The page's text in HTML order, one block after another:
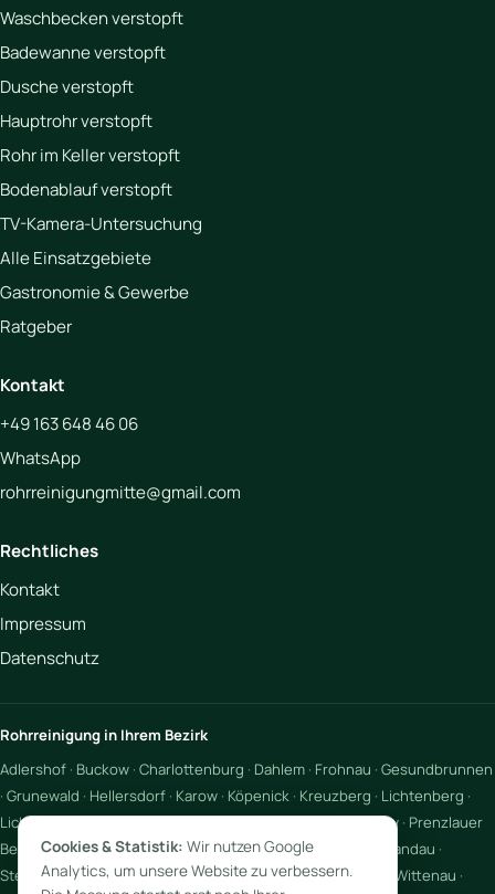
Waschbecken verstopft
Badewanne verstopft
Dusche verstopft
Hauptrohr verstopft
Rohr im Keller verstopft
Bodenablauf verstopft
TV-Kamera-Untersuchung
Alle Einsatzgebiete
Gastronomie & Gewerbe
Ratgeber
Kontakt
+49 163 648 46 06
WhatsApp
rohrreinigungmitte@gmail.com
Rechtliches
Kontakt
Impressum
Datenschutz
Rohrreinigung in Ihrem Bezirk
Adlershof · Buckow · Charlottenburg · Dahlem · Frohnau · Gesundbrunnen
· Grunewald · Hellersdorf · Karow · Köpenick · Kreuzberg · Lichtenberg ·
Lichtenrade·Lichterfelde·Marienfelde·Neukölln·Pankow · Prenzlauer
Berg
·Reinickendorf·Rosenthal·Rudow·Schöneberg Spandau ·
Steglitz·Tempelhof ·Wedding·Weißensee·Wilhelmsruh Wittenau ·
Cookies & Statistik: Wir nutzen Google
Analytics, um unsere Website zu verbessern.